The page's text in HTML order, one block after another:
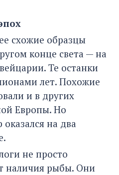
схожие образцы
конце света — на
Те останки
лет. Похожие
и в других
Европы. Но
оказался на два
не просто
наличия рыбы. Они